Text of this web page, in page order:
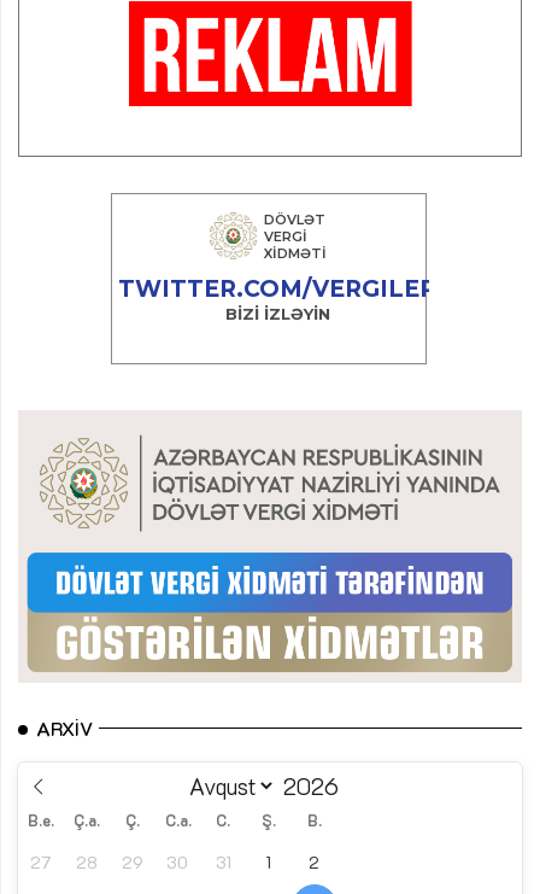
ARXIV
B.e. Ç.a. Ç. C.a. C. Ş. B.
27 28 29 30 31 1 2